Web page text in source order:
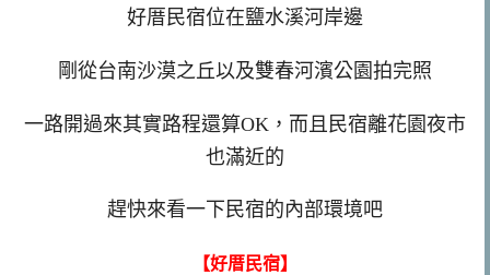
好厝民宿位在鹽水溪河岸邊
剛從台南沙漠之丘以及雙春河濱公園拍完照
一路開過來其實路程還算OK，而且民宿離花園夜市
也滿近的
趕快來看一下民宿的內部環境吧
【好厝民宿】